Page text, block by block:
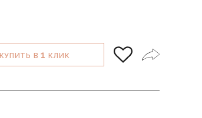
КУПИТЬ В1 КЛИК